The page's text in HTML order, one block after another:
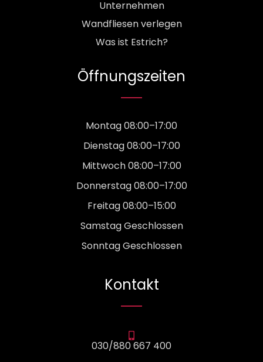
Unternehmen
Wandfliesen verlegen
Was ist Estrich?
Öffnungszeiten
Montag 08:00–17:00
Dienstag 08:00–17:00
Mittwoch 08:00–17:00
Donnerstag 08:00–17:00
Freitag 08:00–15:00
Samstag Geschlossen
Sonntag Geschlossen
Kontakt
030/880 667 400